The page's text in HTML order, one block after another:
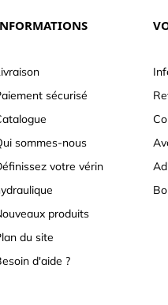
sécurisé
sommes-nous
votre vérin
produits
du site
d'aide ?